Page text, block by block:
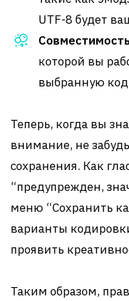
UTF-8 будет
которой вы
выбранную
Теперь, когда вы
внимание, не
сохранения. Как
“предупрежден,
меню “Сохранить
варианты
проявить
Таким образом,